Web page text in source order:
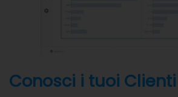
Conosci i tuoi Clienti